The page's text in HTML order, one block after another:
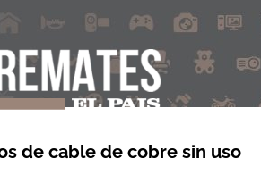
de cable de cobre sin uso